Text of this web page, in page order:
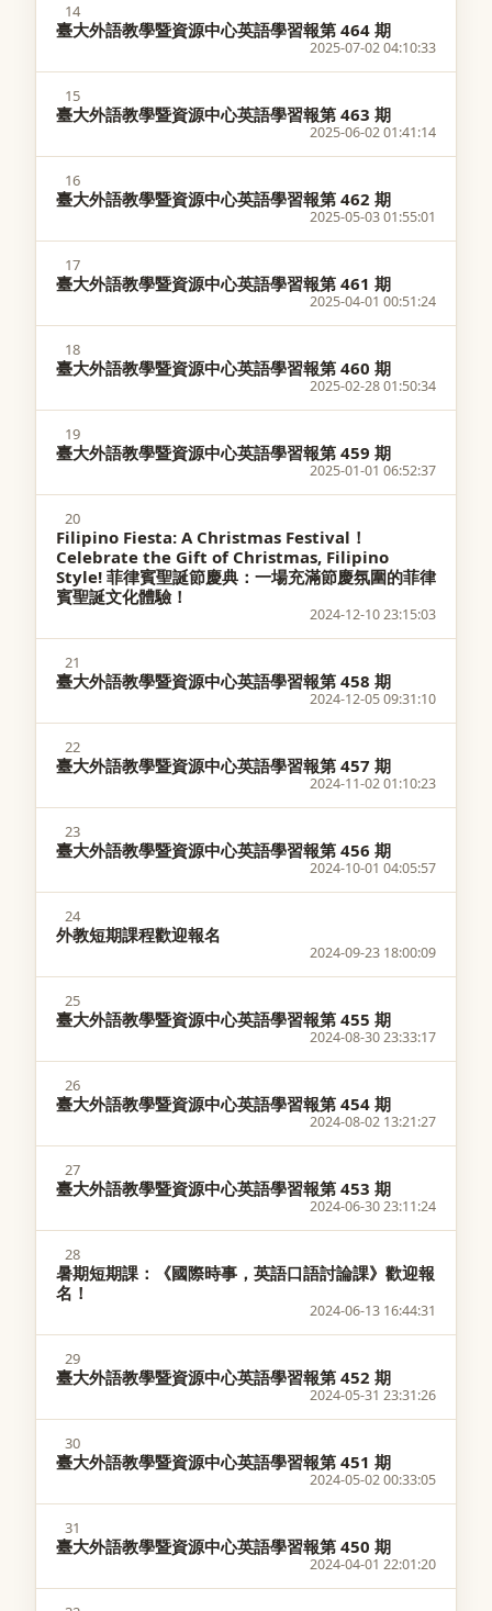
14
臺大外語教學暨資源中心英語學習報第 464 期
2025-07-02 04:10:33
15
臺大外語教學暨資源中心英語學習報第 463 期
2025-06-02 01:41:14
16
臺大外語教學暨資源中心英語學習報第 462 期
2025-05-03 01:55:01
17
臺大外語教學暨資源中心英語學習報第 461 期
2025-04-01 00:51:24
18
臺大外語教學暨資源中心英語學習報第 460 期
2025-02-28 01:50:34
19
臺大外語教學暨資源中心英語學習報第 459 期
2025-01-01 06:52:37
20
Filipino Fiesta: A Christmas Festival！
Celebrate the Gift of Christmas, Filipino
Style! 菲律賓聖誕節慶典：一場充滿節慶氛圍的菲律
賓聖誕文化體驗！
2024-12-10 23:15:03
21
臺大外語教學暨資源中心英語學習報第 458 期
2024-12-05 09:31:10
22
臺大外語教學暨資源中心英語學習報第 457 期
2024-11-02 01:10:23
23
臺大外語教學暨資源中心英語學習報第 456 期
2024-10-01 04:05:57
24
外教短期課程歡迎報名
2024-09-23 18:00:09
25
臺大外語教學暨資源中心英語學習報第 455 期
2024-08-30 23:33:17
26
臺大外語教學暨資源中心英語學習報第 454 期
2024-08-02 13:21:27
27
臺大外語教學暨資源中心英語學習報第 453 期
2024-06-30 23:11:24
28
暑期短期課：《國際時事，英語口語討論課》歡迎報
名！
2024-06-13 16:44:31
29
臺大外語教學暨資源中心英語學習報第 452 期
2024-05-31 23:31:26
30
臺大外語教學暨資源中心英語學習報第 451 期
2024-05-02 00:33:05
31
臺大外語教學暨資源中心英語學習報第 450 期
2024-04-01 22:01:20